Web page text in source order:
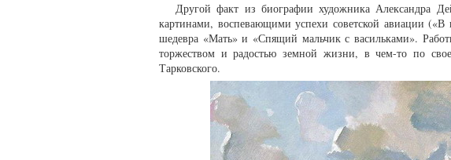
Другой факт из биографии художника Александра
картинами, воспевающими успехи советской авиации («В
шедевра «Мать» и «Спящий мальчик с васильками».
торжеством и радостью земной жизни, в чем-то по
Тарковского.